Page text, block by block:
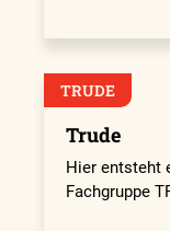
TRUDE
Trude
Hier entsteht
Fachgruppe